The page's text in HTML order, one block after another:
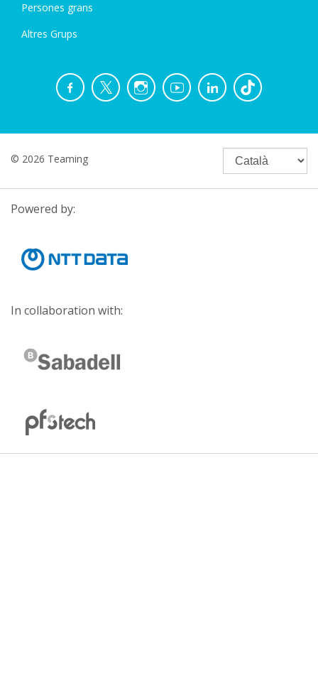
Persones grans
Altres Grups
© 2026 Teaming
Powered by:
In collaboration with: